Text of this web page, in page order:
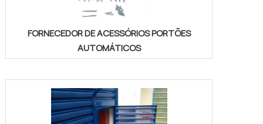
FORNECEDOR DE ACESSÓRIOS PORTÕES
AUTOMÁTICOS